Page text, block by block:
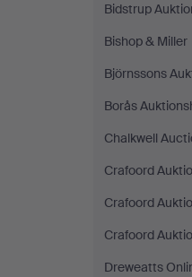
Bidstrup
Bishop & Miller
Björnssons
Borås
Chalkwell
Crafoord
Crafoord
Crafoord
Dreweatts